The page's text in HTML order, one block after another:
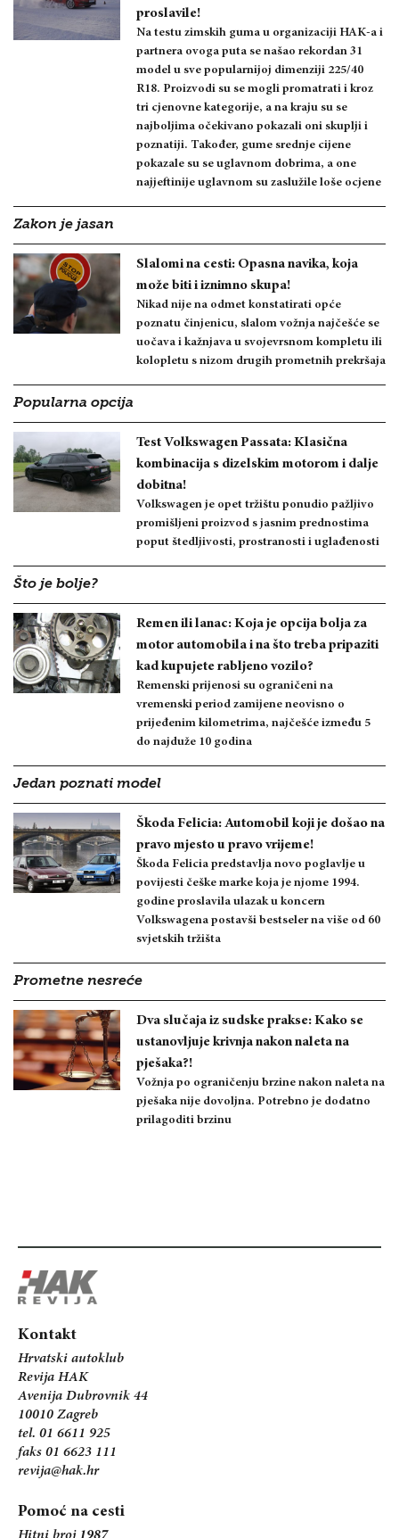
proslavile!
Na testu zimskih guma u organizaciji HAK-a i
partnera ovoga puta se našao rekordan 31
model u sve popularnijoj dimenziji 225/40
R18. Proizvodi su se mogli promatrati i kroz
tri cjenovne kategorije, a na kraju su se
najboljima očekivano pokazali oni skuplji i
poznatiji. Također, gume srednje cijene
pokazale su se uglavnom dobrima, a one
najjeftinije uglavnom su zaslužile loše ocjene
Zakon je jasan
Slalomi na cesti: Opasna navika, koja
može biti i iznimno skupa!
Nikad nije na odmet konstatirati opće
poznatu činjenicu, slalom vožnja najčešće se
uočava i kažnjava u svojevrsnom kompletu ili
kolopletu s nizom drugih prometnih prekršaja
Popularna opcija
Test Volkswagen Passata: Klasična
kombinacija s dizelskim motorom i dalje
dobitna!
Volkswagen je opet tržištu ponudio pažljivo
promišljeni proizvod s jasnim prednostima
poput štedljivosti, prostranosti i uglađenosti
Što je bolje?
Remen ili lanac: Koja je opcija bolja za
motor automobila i na što treba pripaziti
kad kupujete rabljeno vozilo?
Remenski prijenosi su ograničeni na
vremenski period zamijene neovisno o
prijeđenim kilometrima, najčešće između 5
do najduže 10 godina
Jedan poznati model
Škoda Felicia: Automobil koji je došao na
pravo mjesto u pravo vrijeme!
Škoda Felicia predstavlja novo poglavlje u
povijesti češke marke koja je njome 1994.
godine proslavila ulazak u koncern
Volkswagena postavši bestseler na više od 60
svjetskih tržišta
Prometne nesreće
Dva slučaja iz sudske prakse: Kako se
ustanovljuje krivnja nakon naleta na
pješaka?!
Vožnja po ograničenju brzine nakon naleta na
pješaka nije dovoljna. Potrebno je dodatno
prilagoditi brzinu
Kontakt
Hrvatski autoklub
Revija HAK
Avenija Dubrovnik 44
10010 Zagreb
tel. 01 6611 925
faks 01 6623 111
revija@hak.hr
Pomoć na cesti